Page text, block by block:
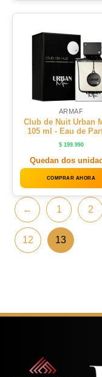
ARMAF
Club de Nuit Urban
105 ml - Eau de
$199.990
Quedan dos
COMPRAR AHORA
← 1 2
12 13